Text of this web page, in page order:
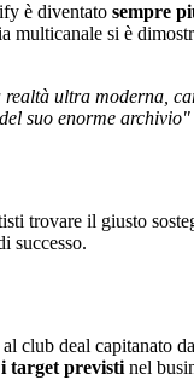
è diventato sempre
multicanale si è
ultra moderna,
suo enorme
trovare il giusto
successo.
al club deal capitanato
target previsti nel